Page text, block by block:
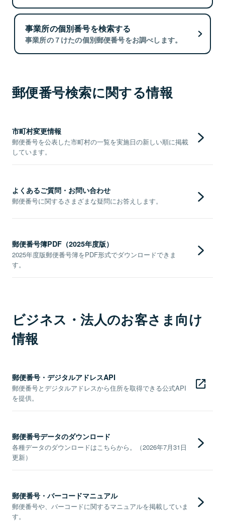
事業所の個別番号を検索する
事業所の７けたの個別郵便番号をお調べします。
郵便番号検索に関する情報
市町村変更情報
郵便番号を公表した市町村の一覧を実施日の新しい順に掲載
しています。
よくあるご質問・お問い合わせ
郵便番号に関するさまざまな疑問にお答えします。
郵便番号簿PDF（2025年度版）
2025年度版郵便番号簿をPDF形式でダウンロードできま
す。
ビジネス・法人のお客さま向け
情報
郵便番号・デジタルアドレスAPI
郵便番号とデジタルアドレスから住所を取得できる公式API
を提供。
郵便番号データのダウンロード
各種データのダウンロードはこちらから。（2026年7月31日
更新）
郵便番号・バーコードマニュアル
郵便番号や、バーコードに関するマニュアルを掲載していま
す。